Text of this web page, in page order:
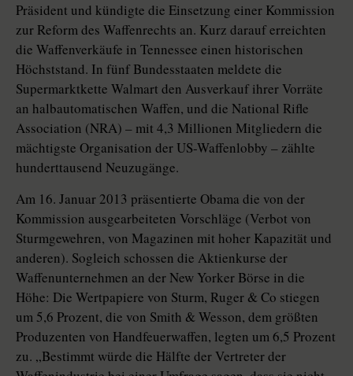
Präsident und kündigte die Einsetzung einer Kommission
zur Reform des Waffenrechts an. Kurz darauf erreichten
die Waffenverkäufe in Tennessee einen historischen
Höchststand. In fünf Bundesstaaten meldete die
Supermarktkette Walmart den Ausverkauf ihrer Vorräte
an halbautomatischen Waffen, und die National Rifle
Association (NRA) – mit 4,3 Millionen Mitgliedern die
mächtigste Organisation der US-Waffenlobby – zählte
hunderttausend Neuzugänge.
Am 16. Januar 2013 präsentierte Obama die von der
Kommission ausgearbeiteten Vorschläge (Verbot von
Sturmgewehren, von Magazinen mit hoher Kapazität und
anderen). Sogleich schossen die Aktienkurse der
Waffenunternehmen an der New Yorker Börse in die
Höhe: Die Wertpapiere von Sturm, Ruger & Co stiegen
um 5,6 Prozent, die von Smith & Wesson, dem größten
Produzenten von Handfeuerwaffen, legten um 6,5 Prozent
zu. „Bestimmt würde die Hälfte der Vertreter der